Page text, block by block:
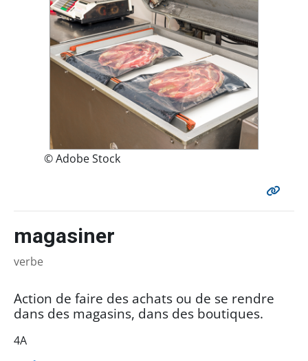
© Adobe Stock
magasiner
verbe
Action de faire des achats ou de se rendre
dans des magasins, dans des boutiques.
4A